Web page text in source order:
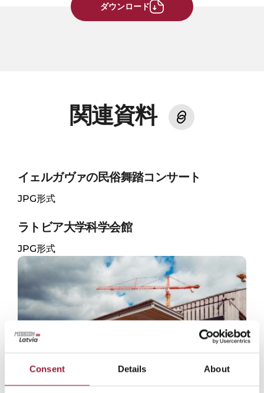
Consent Details About
ダウンロード
関連資料
イェルガヴァの民俗舞踏コンサート
JPG形式
ラトビア大学科学会館
JPG形式